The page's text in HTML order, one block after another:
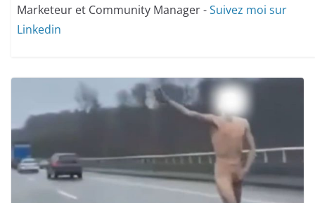
Marketeur et Community Manager -Suivez moi sur
Linkedin